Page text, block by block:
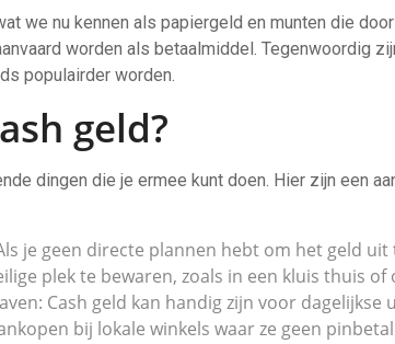
we nu kennen als papiergeld en munten die
worden als betaalmiddel. Tegenwoordig
populairder worden.
geld?
dingen die je ermee kunt doen. Hier zijn een
je geen directe plannen hebt om het geld uit
plek te bewaren, zoals in een kluis thuis of
Cash geld kan handig zijn voor dagelijkse
bij lokale winkels waar ze geen